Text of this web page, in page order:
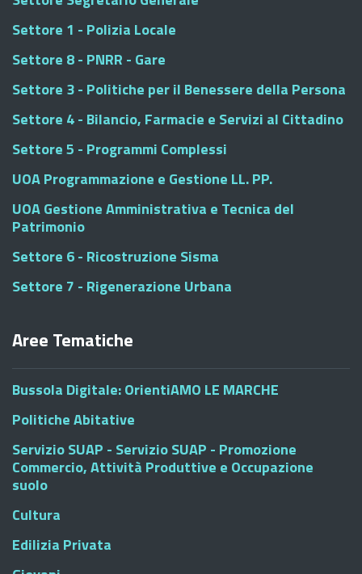
Settore 1 - Polizia Locale
Settore 8 - PNRR - Gare
Settore 3 - Politiche per il Benessere della Persona
Settore 4 - Bilancio, Farmacie e Servizi al Cittadino
Settore 5 - Programmi Complessi
UOA Programmazione e Gestione LL. PP.
UOA Gestione Amministrativa e Tecnica del
Patrimonio
Settore 6 - Ricostruzione Sisma
Settore 7 - Rigenerazione Urbana
Aree Tematiche
Bussola Digitale: OrientiAMO LE MARCHE
Politiche Abitative
Servizio SUAP - Servizio SUAP - Promozione
Commercio, Attività Produttive e Occupazione
suolo
Cultura
Edilizia Privata